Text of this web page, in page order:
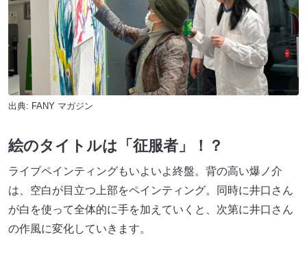
出典: FANY マガジン
絵のタイトルは「征服者」！？
ライブペインティングもいよいよ終盤。背の高い爆ノ介
は、空白が目立つ上部をペインティング。同時に井口さん
が白を使って全体的に手を加えていくと、次第に井口さん
の作風に変化していきます。